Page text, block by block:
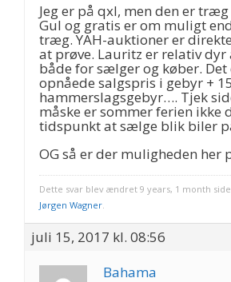
Jeg er på qxl, men den er
Gul og gratis er om muligt
træg. YAH-auktioner er
at prøve. Lauritz er relativ dyr
både for sælger og køber. Det
opnåede salgspris i gebyr +
hammerslagsgebyr…. Tjek
måske er sommer ferien ikke
tidspunkt at sælge blik biler
OG så er der muligheden her
Dette svar blev ændret 9 years, 1 month
Jørgen Wagner
juli 15, 2017 kl. 08:56
Bahama